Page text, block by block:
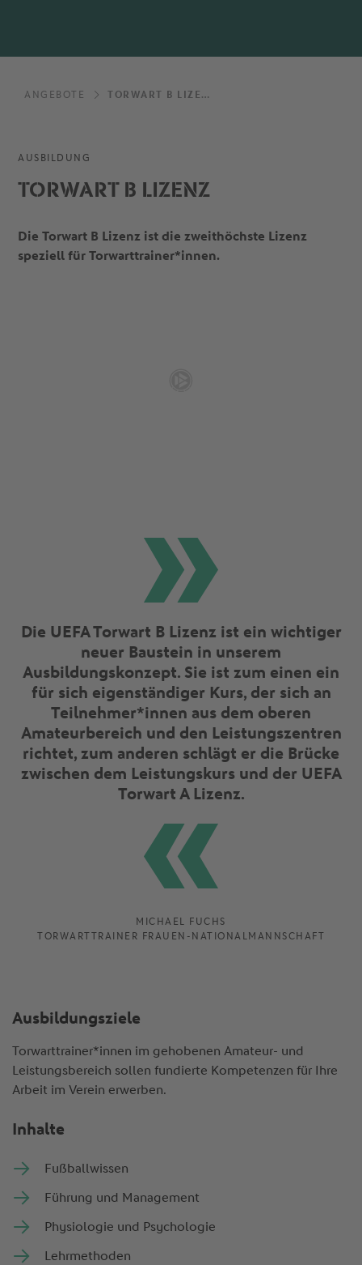
ANGEBOTE TORWART B LIZENZ
AUSBILDUNG
TORWART B LIZENZ
Die Torwart B Lizenz ist die zweithöchste Lizenz
speziell für Torwarttrainer*innen.
Die UEFA Torwart B Lizenz ist ein wichtiger
neuer Baustein in unserem
Ausbildungskonzept. Sie ist zum einen ein
für sich eigenständiger Kurs, der sich an
Teilnehmer*innen aus dem oberen
Amateurbereich und den Leistungszentren
richtet, zum anderen schlägt er die Brücke
zwischen dem Leistungskurs und der UEFA
Torwart A Lizenz.
MICHAEL FUCHS
TORWARTTRAINER FRAUEN-NATIONALMANNSCHAFT
Ausbildungsziele
Torwarttrainer*innen im gehobenen Amateur- und
Leistungsbereich sollen fundierte Kompetenzen für Ihre
Arbeit im Verein erwerben.
Inhalte
Fußballwissen
Führung und Management
Physiologie und Psychologie
Lehrmethoden